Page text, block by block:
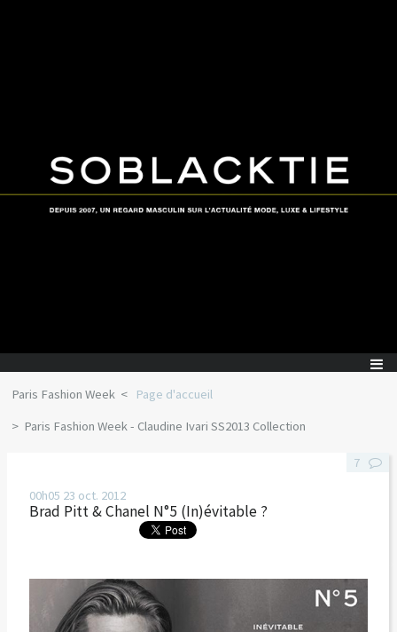
Paris Fashion Week
Page d'accueil
Paris Fashion Week - Claudine Ivari SS2013 Collection
00h05 23 oct. 2012
Brad Pitt & Chanel N°5 (In)évitable ?
7